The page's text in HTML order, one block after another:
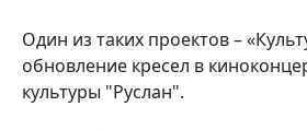
Один из таких проектов –
обновление кресел в
культуры "Руслан".